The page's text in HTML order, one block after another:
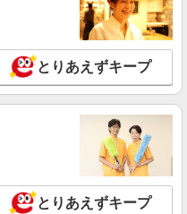
とりあえずキープ
とりあえずキープ